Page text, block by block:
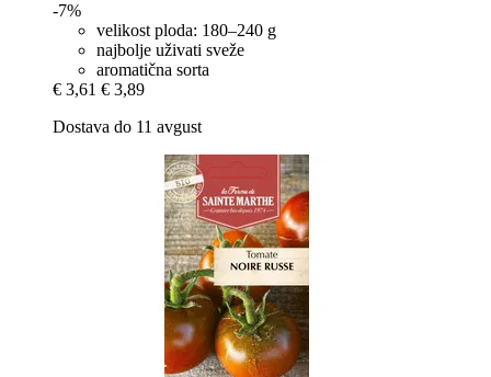
-7%
velikost ploda: 180–240 g
najbolje uživati sveže
aromatična sorta
€ 3,61 € 3,89
Dostava do 11 avgust